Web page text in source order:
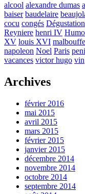
alcool alexandre dumas
baiser baudelaire
cocu congés Dégustation
Reyniere henri IV
XV louis XVI malbouffe
napoleon Noel Paris
vacances victor hugo vin
Archives
février 2016
mai 2015
avril 2015
mars 2015
février 2015
janvier 2015
décembre 2014
novembre 2014
octobre 2014
septembre 2014